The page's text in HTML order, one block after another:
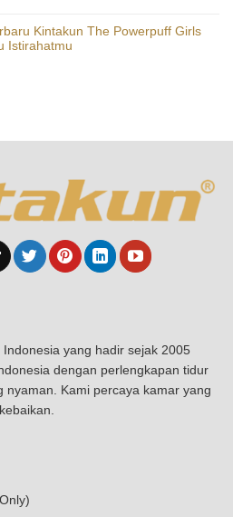
Kintakun The Powerpuff Girls
Istirahatmu
yang hadir sejak 2005
dengan perlengkapan tidur
nyaman. Kami percaya kamar yang